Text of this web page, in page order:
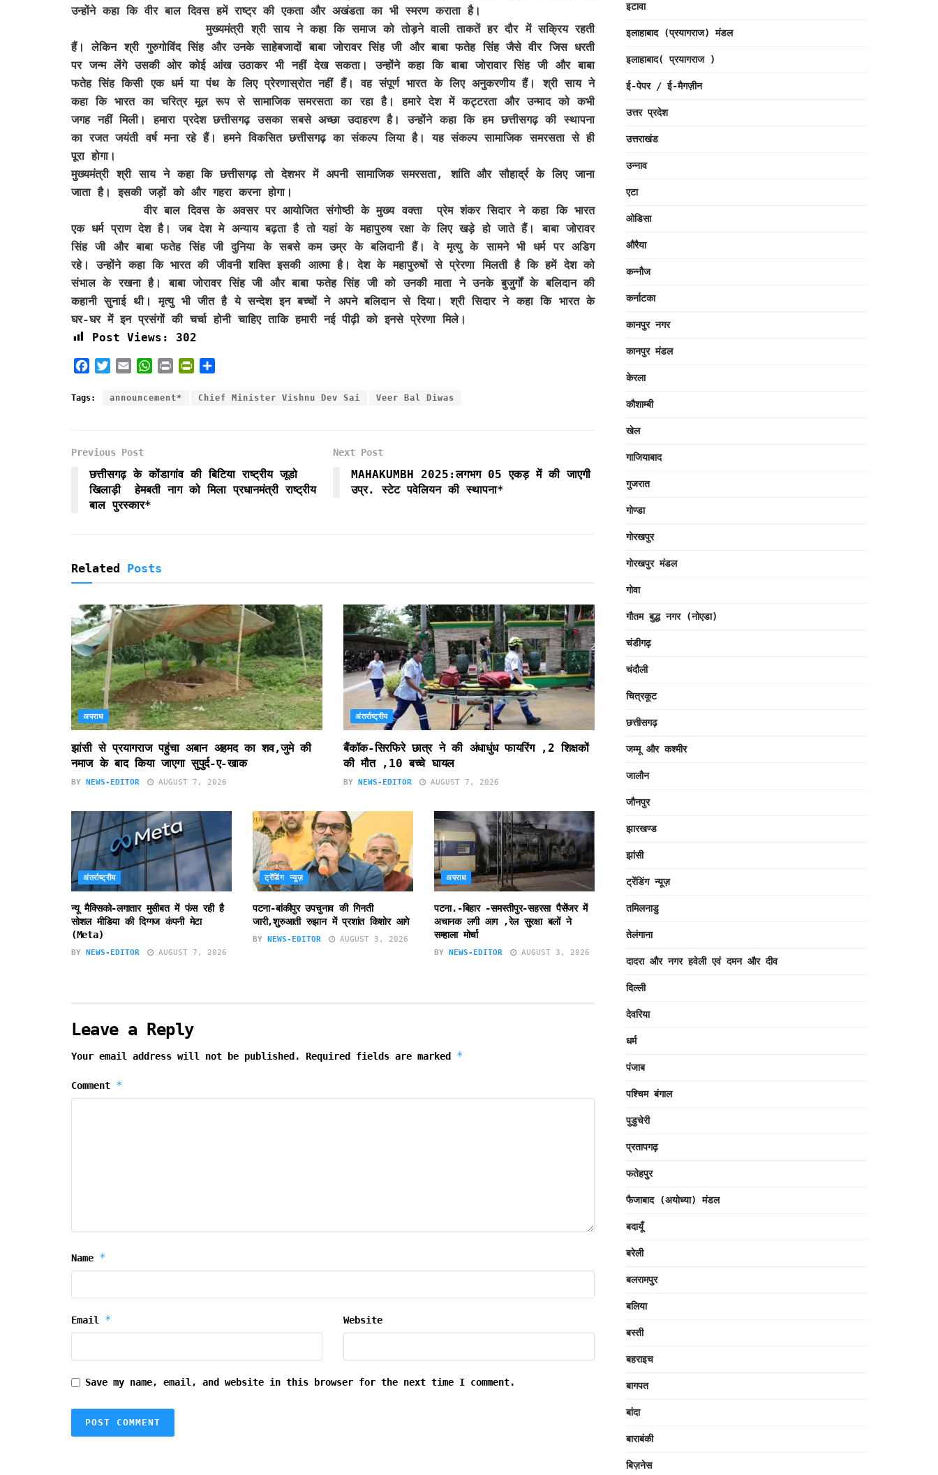
उन्होंने कहा कि वीर बाल दिवस हमें राष्ट्र की एकता और अखंडता का भी स्मरण कराता है।
मुख्यमंत्री श्री साय ने कहा कि समाज को तोड़ने वाली ताकतें हर दौर में सक्रिय रहती
हैं। लेकिन श्री गुरुगोविंद सिंह और उनके साहेबजादों बाबा जोरावर सिंह जी और बाबा फतेह सिंह जैसे वीर जिस धरती
पर जन्म लेंगे उसकी ओर कोई आंख उठाकर भी नहीं देख सकता। उन्होंने कहा कि बाबा जोरावार सिंह जी और बाबा
फतेह सिंह किसी एक धर्म या पंथ के लिए प्रेरणास्रोत नहीं हैं। वह संपूर्ण भारत के लिए अनुकरणीय हैं। श्री साय ने
कहा कि भारत का चरित्र मूल रूप से सामाजिक समरसता का रहा है। हमारे देश में कट्टरता और उन्माद को कभी
जगह नहीं मिली। हमारा प्रदेश छत्तीसगढ़ उसका सबसे अच्छा उदाहरण है। उन्होंने कहा कि हम छत्तीसगढ़ की स्थापना
का रजत जयंती वर्ष मना रहे हैं। हमने विकसित छत्तीसगढ़ का संकल्प लिया है। यह संकल्प सामाजिक समरसता से ही
पूरा होगा।
मुख्यमंत्री श्री साय ने कहा कि छत्तीसगढ़ तो देशभर में अपनी सामाजिक समरसता, शांति और सौहार्द्र के लिए जाना
जाता है। इसकी जड़ों को और गहरा करना होगा।
वीर बाल दिवस के अवसर पर आयोजित संगोष्ठी के मुख्य वक्ता प्रेम शंकर सिदार ने कहा कि भारत
एक धर्म प्राण देश है। जब देश मे अन्याय बढ़ता है तो यहां के महापुरुष रक्षा के लिए खड़े हो जाते हैं। बाबा जोरावर
सिंह जी और बाबा फतेह सिंह जी दुनिया के सबसे कम उम्र के बलिदानी हैं। वे मृत्यु के सामने भी धर्म पर अडिग
रहे। उन्होंने कहा कि भारत की जीवनी शक्ति इसकी आत्मा है। देश के महापुरुषों से प्रेरणा मिलती है कि हमें देश को
संभाल के रखना है। बाबा जोरावर सिंह जी और बाबा फतेह सिंह जी को उनकी माता ने उनके बुजुर्गों के बलिदान की
कहानी सुनाई थी। मृत्यु भी जीत है ये सन्देश इन बच्चों ने अपने बलिदान से दिया। श्री सिदार ने कहा कि भारत के
घर-घर में इन प्रसंगों की चर्चा होनी चाहिए ताकि हमारी नई पीढ़ी को इनसे प्रेरणा मिले।
Post Views:
302
c
o
k
i
r
a
a
p
i
i
i
e
a
Tags: announcement* Chief Minister Vishnu Dev Sai Veer Bal Diwas
Previous Post
छत्तीसगढ़ के कोंडागांव की बिटिया राष्ट्रीय जूडो
खिलाड़ी हेमबती नाग को मिला प्रधानमंत्री राष्ट्रीय
बाल पुरस्कार*
Next Post
MAHAKUMBH 2025:लगभग 05 एकड़ में की जाएगी
उप्र. स्टेट पवेलियन की स्थापना*
Related Posts
अपराध
झांसी से प्रयागराज पहुंचा अबान अहमद का शव,जुमे की
नमाज के बाद किया जाएगा सुपुर्द-ए-खाक
BY NEWS-EDITOR AUGUST 7, 2026
अंतर्राष्ट्रीय
बैंकॉक-सिरफिरे छात्र ने की अंधाधुंध फायरिंग ,2 शिक्षकों
की मौत ,10 बच्चे घायल
BY NEWS-EDITOR AUGUST 7, 2026
अंतर्राष्ट्रीय
न्यू मैक्सिको-लगातार मुसीबत में फंस रही है
सोशल मीडिया की दिग्गज कंपनी मेटा
(Meta)
BY NEWS-EDITOR AUGUST 7, 2026
ट्रेंडिंग न्यूज़
पटना-बांकीपुर उपचुनाव की गिनती
जारी,शुरुआती रुझान में प्रशांत किशोर आगे
BY NEWS-EDITOR AUGUST 3, 2026
अपराध
पटना.-बिहार -समस्तीपुर-सहरसा पैसेंजर में
अचानक लगी आग ,रेल सुरक्षा बलों ने
सम्हाला मोर्चा
BY NEWS-EDITOR AUGUST 3, 2026
Leave a Reply
Your email address will not be published. Required fields are marked *
Comment *
Name *
Email * Website
Save my name, email, and website in this browser for the next time I comment.
इटावा
इलाहाबाद (प्रयागराज) मंडल
इलाहाबाद( प्रयागराज )
ई-पेपर / ई-मैगज़ीन
उत्तर प्रदेश
उत्तराखंड
उन्नाव
एटा
ओडिसा
औरैया
कन्नौज
कर्नाटका
कानपुर नगर
कानपुर मंडल
केरला
कौशाम्बी
खेल
गाजियाबाद
गुजरात
गोण्डा
गोरखपुर
गोरखपुर मंडल
गोवा
गौतम बुद्ध नगर (नोएडा)
चंडीगढ़
चंदौली
चित्रकूट
छत्तीसगढ़
जम्मू और कश्मीर
जालौन
जौनपुर
झारखण्ड
झांसी
ट्रेंडिंग न्यूज़
तमिलनाडु
तेलंगाना
दादरा और नगर हवेली एवं दमन और दीव
दिल्ली
देवरिया
धर्म
पंजाब
पश्चिम बंगाल
पुडुचेरी
प्रतापगढ़
फतेहपुर
फैजाबाद (अयोध्या) मंडल
बदायूँ
बरेली
बलरामपुर
बलिया
बस्ती
बहराइच
बागपत
बांदा
बाराबंकी
बिज़नेस